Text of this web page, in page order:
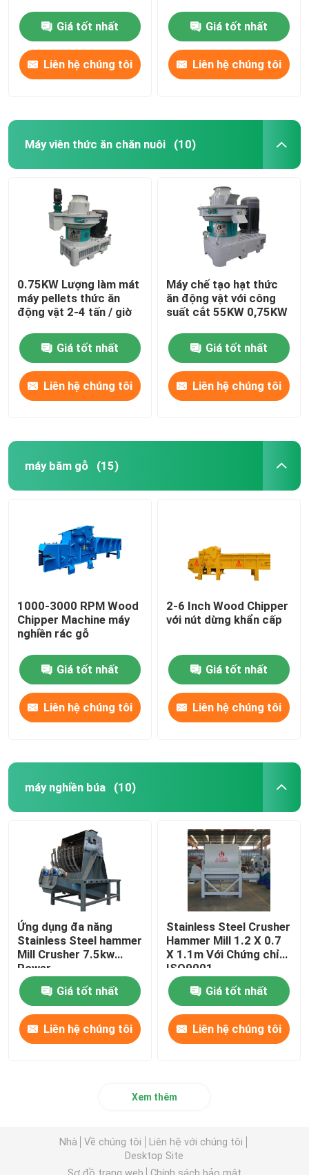
Giá tốt nhất
Liên hệ chúng tôi
Giá tốt nhất
Liên hệ chúng tôi
Máy viên thức ăn chăn nuôi (10)
0.75KW Lượng làm mát
máy pellets thức ăn
động vật 2-4 tấn / giờ
Giá tốt nhất
Liên hệ chúng tôi
Máy chế tạo hạt thức
ăn động vật với công
suất cắt 55KW 0,75KW
Giá tốt nhất
Liên hệ chúng tôi
máy băm gỗ (15)
1000-3000 RPM Wood
Chipper Machine máy
nghiền rác gỗ
Giá tốt nhất
Liên hệ chúng tôi
2-6 Inch Wood Chipper
với nút dừng khẩn cấp
Giá tốt nhất
Liên hệ chúng tôi
máy nghiền búa (10)
Ứng dụng đa năng
Stainless Steel hammer
Mill Crusher 7.5kw
Power
Giá tốt nhất
Liên hệ chúng tôi
Stainless Steel Crusher
Hammer Mill 1.2 X 0.7
X 1.1m Với Chứng chỉ
ISO9001
Giá tốt nhất
Liên hệ chúng tôi
Xem thêm
Nhà Về chúng tôi
Liên hệ với chúng tôi
Desktop Site
Sơ đồ trang web
Chính sách bảo mật